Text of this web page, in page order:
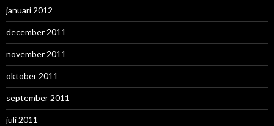
januari 2012
december 2011
november 2011
oktober 2011
september 2011
juli 2011